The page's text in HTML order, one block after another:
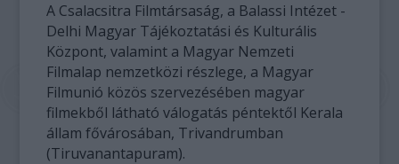
A Csalacsitra Filmtársaság, a Balassi Intézet -
Delhi Magyar Tájékoztatási és Kulturális
Központ, valamint a Magyar Nemzeti
Filmalap nemzetközi részlege, a Magyar
Filmunió közös szervezésében magyar
filmekből látható válogatás péntektől Kerala
állam fővárosában, Trivandrumban
(Tiruvanantapuram).